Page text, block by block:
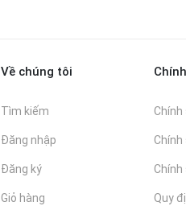
Về chúng tôi
Tìm kiếm
Đăng nhập
Đăng ký
Giỏ hàng Quy